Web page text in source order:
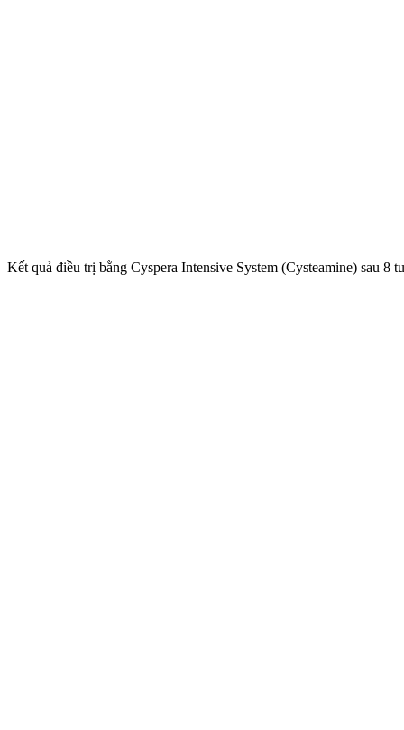
Kết quả điều trị bằng Cyspera Intensive System (Cysteamine) sau 8